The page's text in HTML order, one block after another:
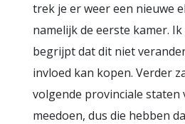
trek je er weer een nieuwe
namelijk de eerste kamer.
begrijpt dat dit niet
invloed kan kopen. Verder
volgende provinciale staten
meedoen, dus die hebben